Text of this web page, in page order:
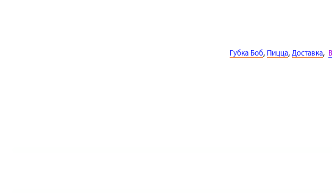
Губка Боб, Пицца, Доставка,